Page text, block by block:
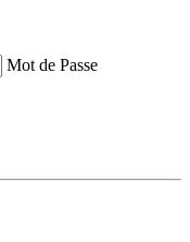
Mot de Passe